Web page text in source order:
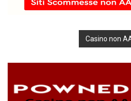
Casino non